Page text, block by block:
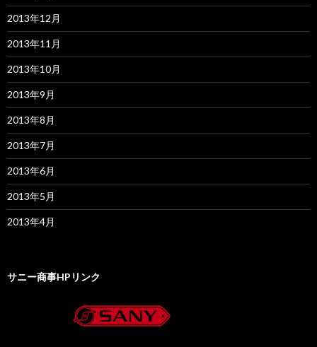
2013年12月
2013年11月
2013年10月
2013年9月
2013年8月
2013年7月
2013年6月
2013年5月
2013年4月
サニー商事HPリンク